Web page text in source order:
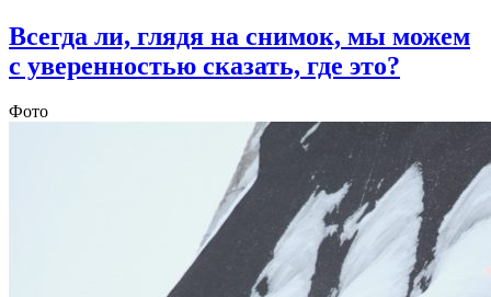
Всегда ли, глядя на снимок, мы можем
с уверенностью сказать, где это?
Фото